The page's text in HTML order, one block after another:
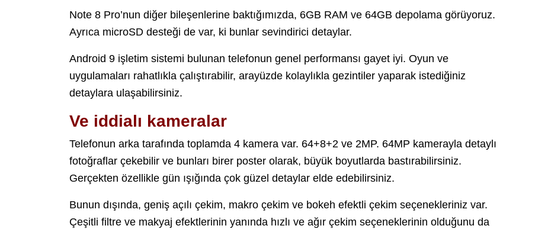
Note 8 Pro’nun diğer bileşenlerine baktığımızda, 6GB RAM ve 64GB depolama görüyoruz.
Ayrıca microSD desteği de var, ki bunlar sevindirici detaylar.
Android 9 işletim sistemi bulunan telefonun genel performansı gayet iyi. Oyun ve
uygulamaları rahatlıkla çalıştırabilir, arayüzde kolaylıkla gezintiler yaparak istediğiniz
detaylara ulaşabilirsiniz.
Ve iddialı kameralar
Telefonun arka tarafında toplamda 4 kamera var. 64+8+2 ve 2MP. 64MP kamerayla detaylı
fotoğraflar çekebilir ve bunları birer poster olarak, büyük boyutlarda bastırabilirsiniz.
Gerçekten özellikle gün ışığında çok güzel detaylar elde edebilirsiniz.
Bunun dışında, geniş açılı çekim, makro çekim ve bokeh efektli çekim seçenekleriniz var.
Çeşitli filtre ve makyaj efektlerinin yanında hızlı ve ağır çekim seçeneklerinin olduğunu da